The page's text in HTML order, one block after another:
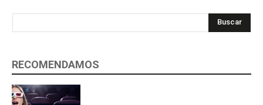
Buscar
RECOMENDAMOS